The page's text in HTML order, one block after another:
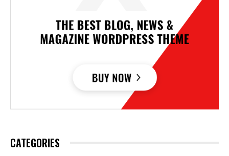
CATEGORIES